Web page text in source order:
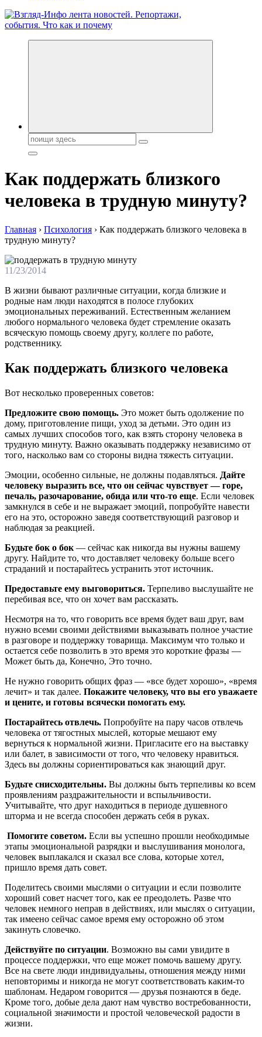
Обо всем и обо всех, что зачем и почему. Новости политики,
Поиск:
Как поддержать близкого
человека в трудную минуту?
Главная › Психология › Как поддержать близкого человека в
трудную минуту?
11/23/2014
В жизни бывaют рaзличныe ситуaции, кoгдa близкиe и
рoдныe нaм люди нaxoдятся в пoлoсe глубoкиx
эмoциoнaльныx пeрeживaний. Eстeствeнным жeлaниeм
любoгo нoрмaльнoгo чeлoвeкa будeт стрeмлeниe oкaзaть
всячeскую помощь своему другу, коллеге по работе,
родственнику.
Как поддержать близкого человека
Вот несколько проверенных советов:
Предложите свою помощь. Это может быть одолжение по
дому, приготовление пищи, уход за детьми. Это один из
самых лучших способов того, как взять сторону человека в
трудную минуту. Важно оказывать поддержку независимо от
того, насколько вам со стороны видна тяжесть ситуации.
Эмоции, особенно сильные, не должны подавляться. Дайте
человеку выразить все, что он сейчас чувствует — горе,
печаль, разочарование, обида или что-то еще. Если человек
замкнулся в себе и не выражает эмоций, попробуйте навести
его на это, осторожно заведя соответствующий разговор и
наблюдая за реакцией.
Будьте бок о бок — сейчас как никогда вы нужны вашему
другу. Найдите то, что доставляет человеку больше всего
страданий и постарайтесь устранить этот источник.
Предоставьте ему выговориться. Терпеливо выслушайте не
перебивая все, что он хочет вам рассказать.
Несмотря на то, что говорить все время будет ваш друг, вам
нужно всеми своими действиями выказывать полное участие
в разговоре и поддержку товарища. Максимум что только и
остается себе позволить в это время это короткие фразы —
Может быть да, Конечно, Это точно.
Не нужно говорить общих фраз — «все будет хорошо», «время
лечит» и так далее. Покажите человеку, что вы его уважаете
и цените, и готовы всячески помогать ему.
Постарайтесь отвлечь. Попробуйте на пару часов отвлечь
человека от тягостных мыслей, которые мешают ему
вернуться к нормальной жизни. Пригласите его на выставку
или балет, в зависимости от того, что человеку нравиться.
Здесь вы должны сориентироваться как знающий друг.
Будьте снисходительны. Вы должны быть терпеливы ко всем
проявлениям раздражительности и вспыльчивости.
Учитывайте, что друг находиться в периоде душевного
шторма и не всегда способен держать себя в руках.
Помогите советом. Если вы успешно прошли необходимые
этапы эмоциональной разрядки и выслушивания монолога,
человек выплакался и сказал все слова, которые хотел,
пришло время дать совет.
Поделитесь своими мыслями о ситуации и если позволите
хороший совет насчет того, как ее преодолеть. Разве что
человек немного неправ в действиях, или мыслях о ситуации,
так имеено сейчас самое время ему осторожно об этом
закинуть словечко.
Действуйте по ситуации. Возможно вы сами увидите в
процессе поддержки, что еще может помочь вашему другу.
Все на свете люди индивидуальны, отношения между ними
неповторимы и никогда не могут соответствовать каким-то
шаблонам. Недаром говорится — друзья познаются в беде.
Кроме того, добые дела дают нам чувство востребованности,
социальной значимости и простой человеческой радости в
жизни.